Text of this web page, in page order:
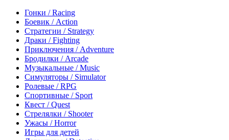
Гонки / Racing
Боевик / Action
Стратегии / Strategy
Драки / Fighting
Приключения / Adventure
Бродилки / Arcade
Музыкальные / Music
Симуляторы / Simulator
Ролевые / RPG
Спортивные / Sport
Квест / Quest
Стрелялки / Shooter
Ужасы / Horror
Игры для детей